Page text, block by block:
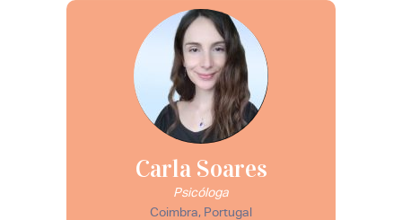
Carla Soares
Psicóloga
Coimbra, Portugal